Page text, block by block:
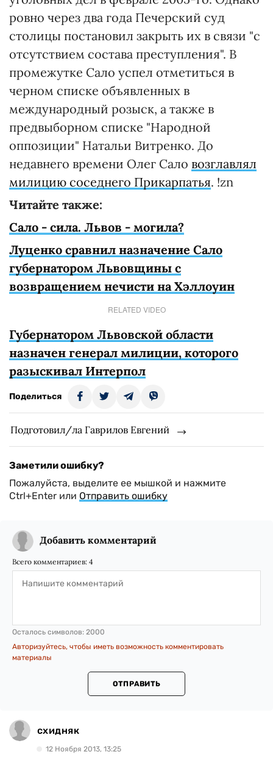
ровно через два года Печерский суд
столицы постановил закрыть их в связи "с
отсутствием состава преступления". В
промежутке Сало успел отметиться в
черном списке объявленных в
международный розыск, а также в
предвыборном списке "Народной
оппозиции" Натальи Витренко. До
недавнего времени Олег Сало возглавлял
милицию соседнего Прикарпатья. !zn
Читайте также:
Сало - сила. Львов - могила?
Луценко сравнил назначение Сало
губернатором Львовщины с
возвращением нечисти на Хэллоуин
RELATED VIDEO
Губернатором Львовской области
назначен генерал милиции, которого
разыскивал Интерпол
Поделиться
Подготовил/ла Гаврилов Евгений
Заметили ошибку?
Пожалуйста, выделите ее мышкой и нажмите
Ctrl+Enter или Отправить ошибку
Добавить комментарий
Всего комментариев: 4
Осталось символов: 2000
Авторизуйтесь, чтобы иметь возможность комментировать
материалы
ОТПРАВИТЬ
схидняк
12 Ноября 2013, 13:25